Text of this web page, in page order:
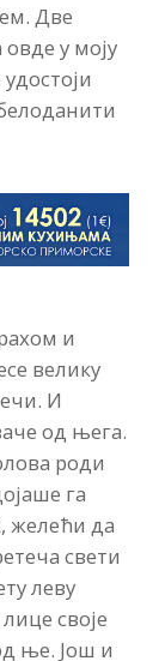
Две
у моју
и
велику
И
од њега.
роди
га
желећи да
свети
леву
своје
ње. Још и